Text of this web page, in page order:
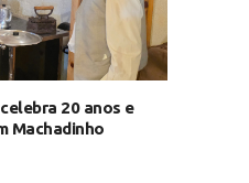
20 anos e
Machadinho